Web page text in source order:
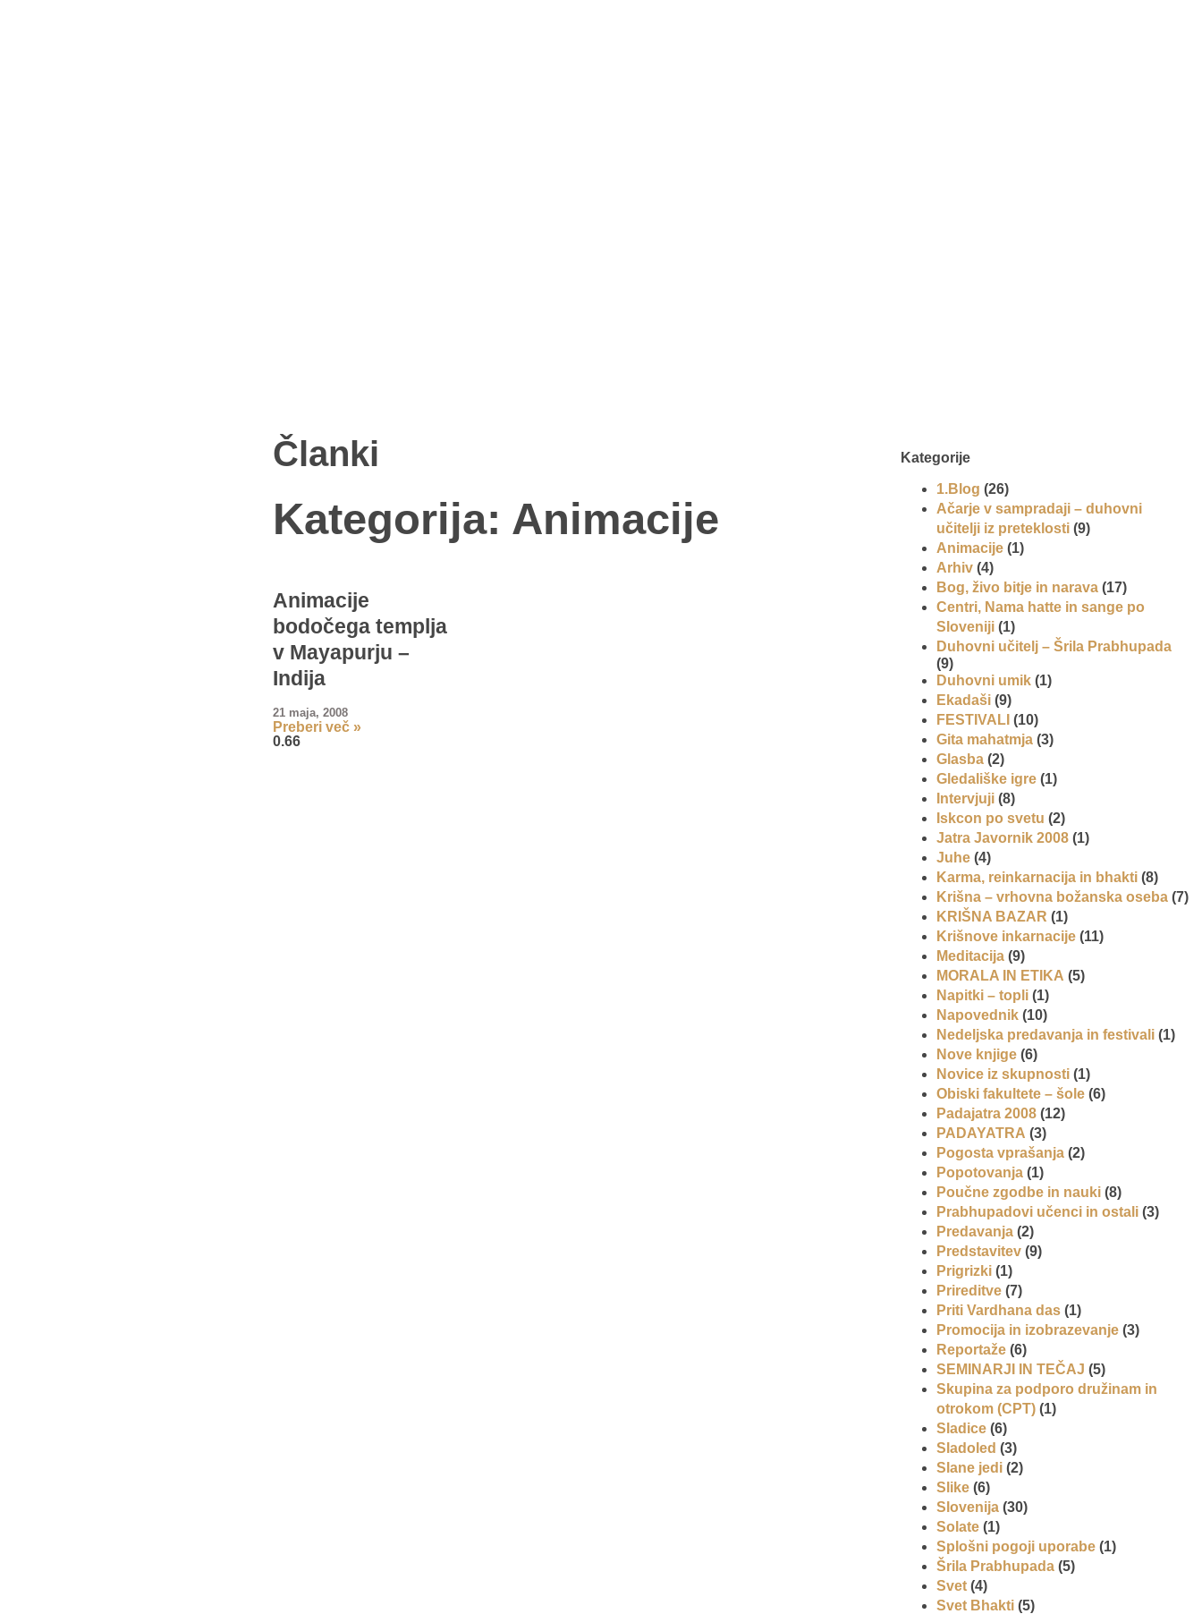
Članki
Kategorija: Animacije
Animacije
bodočega templja
v Mayapurju –
Indija
21 maja, 2008
Preberi več »
Kategorije
1.Blog (26)
Ačarje v sampradaji – duhovni
učitelji iz preteklosti(9)
Animacije(1)
Arhiv(4)
Bog, živo bitje in narava(17)
Centri, Nama hatte in sange po
Sloveniji(1)
Duhovni učitelj – Šrila Prabhupada
(9)
Duhovni umik(1)
Ekadaši(9)
FESTIVALI (10)
Gita mahatmja(3)
Glasba(2)
Gledališke igre(1)
Intervjuji(8)
Iskcon po svetu (2)
Jatra Javornik 2008(1)
Juhe(4)
Karma, reinkarnacija in bhakti(8)
Krišna – vrhovna božanska oseba(7)
KRIŠNA BAZAR (1)
Krišnove inkarnacije(11)
Meditacija(9)
MORALA IN ETIKA (5)
Napitki – topli(1)
Napovednik(10)
Nedeljska predavanja in festivali(1)
Nove knjige(6)
Novice iz skupnosti(1)
Obiski fakultete – šole(6)
Padajatra 2008(12)
PADAYATRA (3)
Pogosta vprašanja(2)
Popotovanja(1)
Poučne zgodbe in nauki(8)
Prabhupadovi učenci in ostali(3)
Predavanja(2)
Predstavitev(9)
Prigrizki(1)
Prireditve(7)
Priti Vardhana das(1)
Promocija in izobrazevanje(3)
Reportaže(6)
SEMINARJI IN TEČAJ (5)
Skupina za podporo družinam in
otrokom (CPT)(1)
Sladice(6)
Sladoled (3)
Slane jedi(2)
Slike(6)
Slovenija(30)
Solate(1)
Splošni pogoji uporabe(1)
Šrila Prabhupada(5)
Svet(4)
Svet Bhakti(5)